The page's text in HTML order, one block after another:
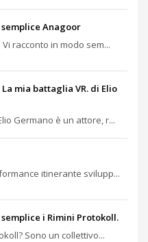
Anagoor
racconto in modo sem...
mia battaglia VR. di Elio
Germano è un attore, r...
itinerante svilupp...
i Rimini Protokoll.
Sono un collettivo...